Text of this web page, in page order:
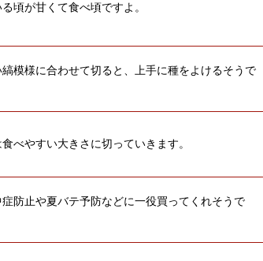
頃が甘くて食べ頃ですよ。
模様に合わせて切ると、上手に種をよけるそうで
べやすい大きさに切っていきます。
防止や夏バテ予防などに一役買ってくれそうで